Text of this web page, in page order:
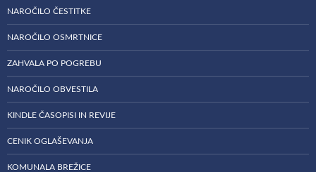
NAROČILO ČESTITKE
NAROČILO OSMRTNICE
ZAHVALA PO POGREBU
NAROČILO OBVESTILA
KINDLE ČASOPISI IN REVIJE
CENIK OGLAŠEVANJA
KOMUNALA BREŽICE